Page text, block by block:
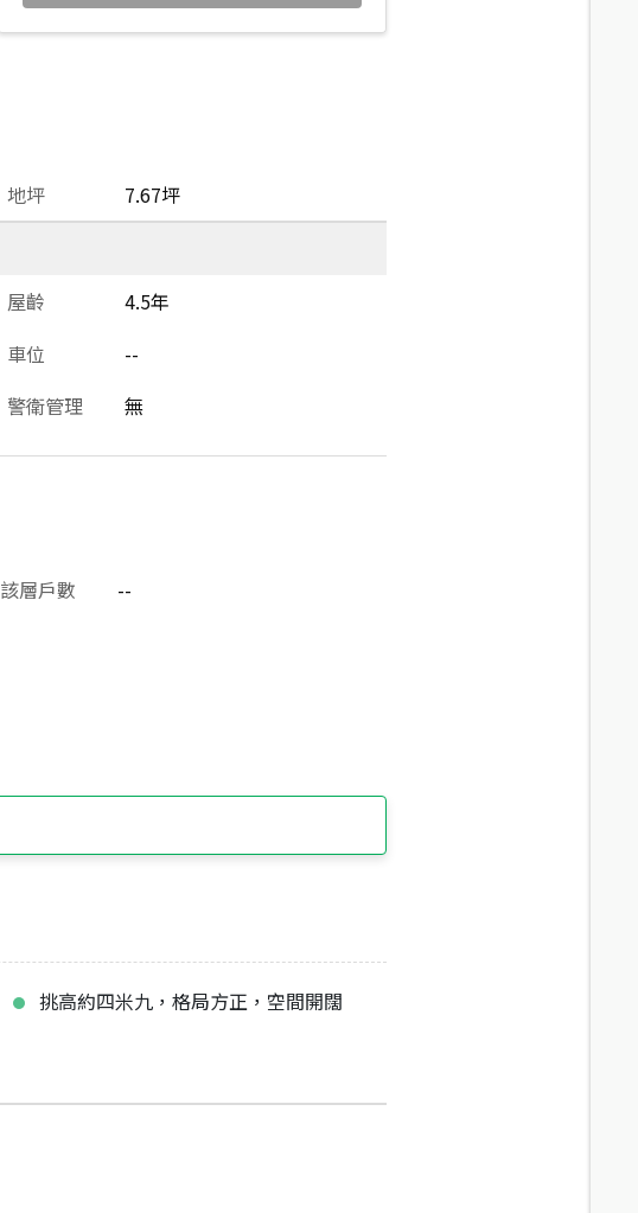
地坪
7.67坪
屋齡
4.5年
車位
--
警衛管理 無
該層戶數
--
挑高約四米九，格局方正，空間開闊